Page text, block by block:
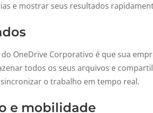
e mostrar seus resultados
OneDrive Corporativo é que sua
todos os seus arquivos e
o trabalho em tempo real.
e mobilidade